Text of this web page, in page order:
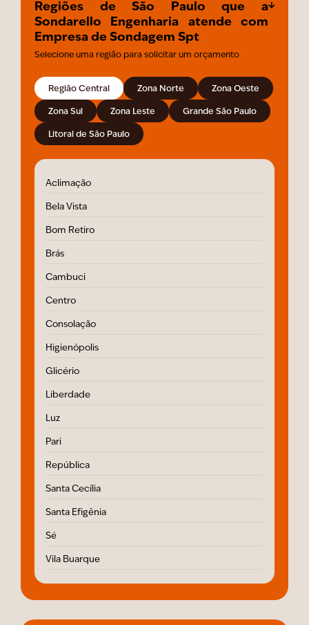
Regiões de São Paulo que a
Sondarello Engenharia atende com
Empresa de Sondagem Spt
Selecione uma região para solicitar um orçamento
Região Central Zona Norte
Zona Oeste
Zona Sul
Zona Leste
Grande São Paulo
Litoral de São Paulo
Aclimação
Bela Vista
Bom Retiro
Brás
Cambuci
Centro
Consolação
Higienópolis
Glicério
Liberdade
Luz
Pari
República
Santa Cecília
Santa Efigênia
Sé
Vila Buarque